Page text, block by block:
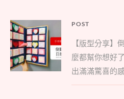
文
章
導
覽
POST
Parent
post:
【版型分享】
麼都幫你想好
出滿滿驚喜的